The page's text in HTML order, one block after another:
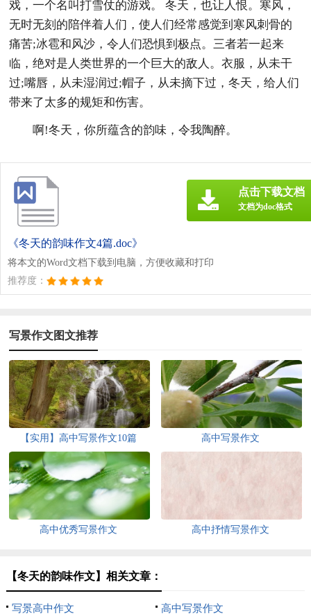
戏，一个名叫打雪仗的游戏。 冬天，也让人恨。寒风，
无时无刻的陪伴着人们，使人们经常感觉到寒风刺骨的
痛苦;冰雹和风沙，令人们恐惧到极点。三者若一起来
临，绝对是人类世界的一个巨大的敌人。衣服，从未干
过;嘴唇，从未湿润过;帽子，从未摘下过，冬天，给人们
带来了太多的规矩和伤害。
啊!冬天，你所蕴含的韵味，令我陶醉。
《冬天的韵味作文4篇.doc》
将本文的Word文档下载到电脑，方便收藏和打印
推荐度：
点击下载文档
文档为doc格式
写景作文图文推荐
【实用】高中写景作文10篇 高中写景作文
高中优秀写景作文 高中抒情写景作文
【冬天的韵味作文】相关文章：
写景高中作文 高中写景作文